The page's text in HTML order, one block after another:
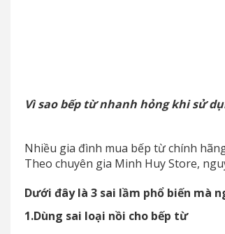
Vì sao bếp từ nhanh hỏng khi sử
Nhiều gia đình mua bếp từ chính
Theo chuyên gia Minh Huy Store,
Dưới đây là 3 sai lầm phổ biến mà
1.Dùng sai loại nồi cho bếp từ